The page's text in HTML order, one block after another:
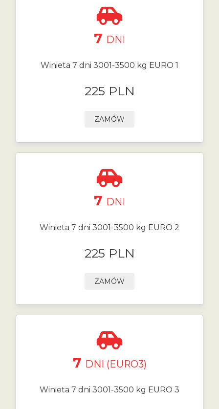
7 DNI
Winieta 7 dni 3001-3500 kg EURO 1
225 PLN
ZAMÓW
7 DNI
Winieta 7 dni 3001-3500 kg EURO 2
225 PLN
ZAMÓW
7 DNI (EURO3)
Winieta 7 dni 3001-3500 kg EURO 3